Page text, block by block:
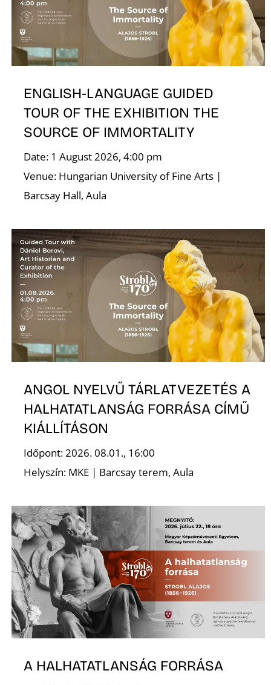
ENGLISH-LANGUAGE GUIDED
TOUR OF THE EXHIBITION THE
SOURCE OF IMMORTALITY
Date: 1 August 2026, 4:00 pm
Venue: Hungarian University of Fine Arts |
Barcsay Hall, Aula
ANGOL NYELVŰ TÁRLATVEZETÉS A
HALHATATLANSÁG FORRÁSA CÍMŰ
KIÁLLÍTÁSON
Időpont: 2026. 08.01., 16:00
Helyszín: MKE | Barcsay terem, Aula
A HALHATATLANSÁG FORRÁSA